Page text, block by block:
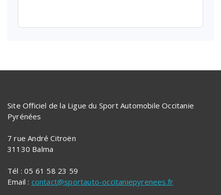
Site Officiel de la Ligue du Sport Automobile Occitanie
Pyrénées
7 rue André Citroën
31130 Balma
Tél : 05 61 58 23 59
Email : contact@sportauto-occitaniepyrenees.fr